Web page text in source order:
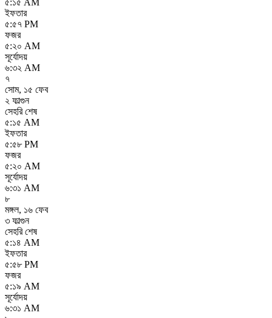
ইফতার
৫:৫৭ PM
ফজর
৫:২০ AM
সূর্যোদয়
৬:৩২ AM
৭
সোম, ১৫ ফেব
২ ফাল্গুন
সেহরি শেষ
৫:১৫ AM
ইফতার
৫:৫৮ PM
ফজর
৫:২০ AM
সূর্যোদয়
৬:৩১ AM
৮
মঙ্গল, ১৬ ফেব
৩ ফাল্গুন
সেহরি শেষ
৫:১৪ AM
ইফতার
৫:৫৮ PM
ফজর
৫:১৯ AM
সূর্যোদয়
৬:৩১ AM